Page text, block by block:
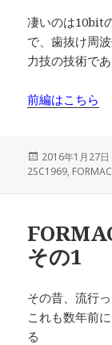
凄いのは10bit
で、歯抜け周
力技の技術で
前編はこちら
投
稿
2016年1月27日
2SC1969, FORMAC
その1
その昔、流行
これも数年前
る